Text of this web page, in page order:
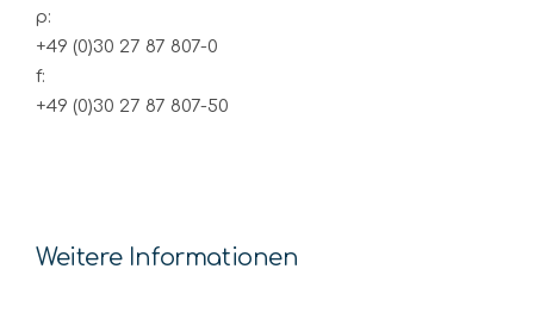
p:
+49 (0)30 27 87 807-0
f:
+49 (0)30 27 87 807-50
Weitere Informationen